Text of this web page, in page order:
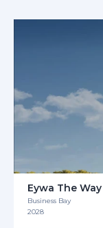
Eywa The
Business Bay
2028